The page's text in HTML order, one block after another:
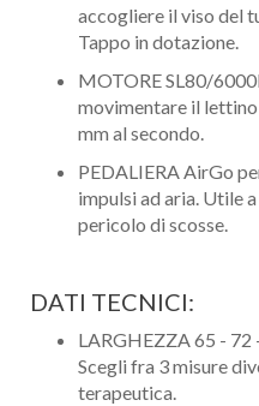
accogliere il viso del
Tappo in dotazione.
MOTORE SL80/
movimentare il lettino
mm al secondo.
PEDALIERA AirGo
impulsi ad aria. Utile
pericolo di scosse.
DATI TECNICI:
LARGHEZZA 65 - 72
Scegli fra 3 misure
terapeutica.